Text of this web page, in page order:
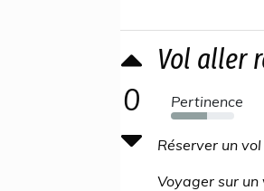
0
Vol aller
Pertinence
57%
Réserver un
Voyager sur